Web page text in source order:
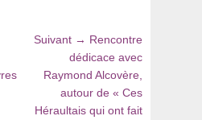
Suivant → Article
suivant
:
Rencontre
dédicace avec
Raymond Alcovère,
autour de « Ces
Héraultais qui ont fait